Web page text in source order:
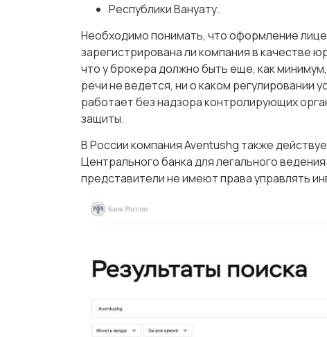
Республики Вануату.
Необходимо понимать, что оформление
зарегистрирована ли компания в качестве
что у брокера должно быть еще, как
речи не ведется, ни о каком регулировании
работает без надзора контролирующих
защиты.
В России компания Aventushg также
Центрального банка для легального
представители не имеют права управлять